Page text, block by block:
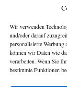
Wir verwenden
und/oder darauf
personalisierte Werbung
können wir Daten wie
verarbeiten. Wenn Sie
bestimmte Funktionen
Seiten
Berlin im Buch
Cookie-
Richtlinie (EU)
Foto-Blog
Impressum/Date
Kontakt